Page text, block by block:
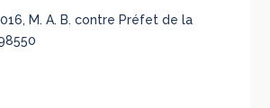
M. A. B. contre Préfet de la